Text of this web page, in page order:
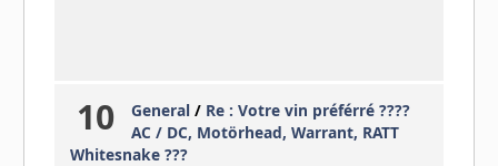
10 General / Re : Votre vin préférré ????
AC / DC, Motörhead, Warrant, RATT
Whitesnake ???